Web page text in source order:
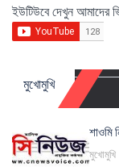
ইউটিউবে দেখুন আমাদের
মুখোমুখি
শাওমি
মুখোমুখি